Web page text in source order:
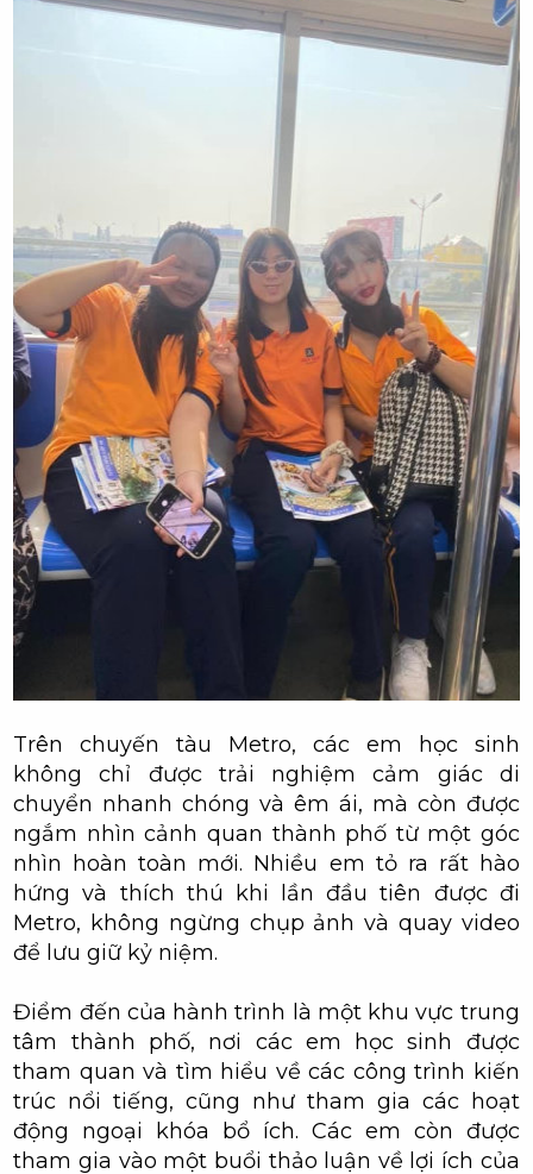
Trên chuyến tàu Metro, các em học sinh
không chỉ được trải nghiệm cảm giác di
chuyển nhanh chóng và êm ái, mà còn được
ngắm nhìn cảnh quan thành phố từ một góc
nhìn hoàn toàn mới. Nhiều em tỏ ra rất hào
hứng và thích thú khi lần đầu tiên được đi
Metro, không ngừng chụp ảnh và quay video
để lưu giữ kỷ niệm.
Điểm đến của hành trình là một khu vực trung
tâm thành phố, nơi các em học sinh được
tham quan và tìm hiểu về các công trình kiến
trúc nổi tiếng, cũng như tham gia các hoạt
động ngoại khóa bổ ích. Các em còn được
tham gia vào một buổi thảo luận về lợi ích của